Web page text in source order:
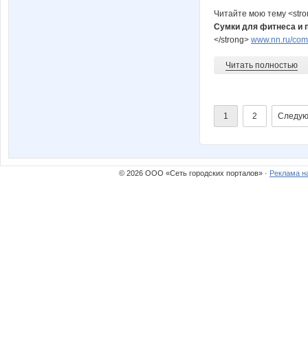
Читайте мою тему
Сумки для фитнеса и
</strong> www.nn.ru/
Читать полностью
1 2
© 2026 ООО «Сеть городских порталов» · Реклама